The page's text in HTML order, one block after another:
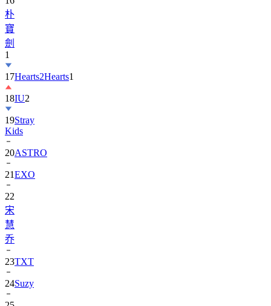
寶
劍
1
17
18IU2
19Stray
Kids
20ASTRO
21EXO
22
宋
慧
乔
23
24Suzy
25
张